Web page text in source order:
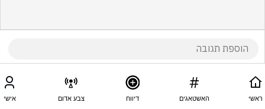
ראשי האשטאגים דיווח צבע אדום אישי